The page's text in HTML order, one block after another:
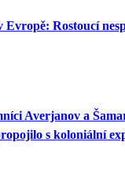
Rostoucí
Averjanov a
s koloniální